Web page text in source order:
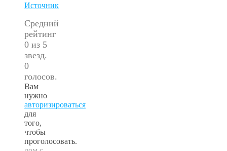
Источник
Средний
рейтинг
0 из 5
звезд.
0
голосов.
Вам
нужно
авторизироваться
для
того,
чтобы
проголосовать.